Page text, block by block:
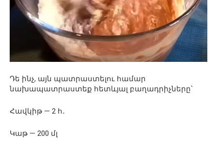
Դե ինչ, այն պատրաստելու համար
նախապատրաստեք հետևյալ բաղադրիչները՝
Հավկիթ — 2 հ․
Կաթ — 200 մլ